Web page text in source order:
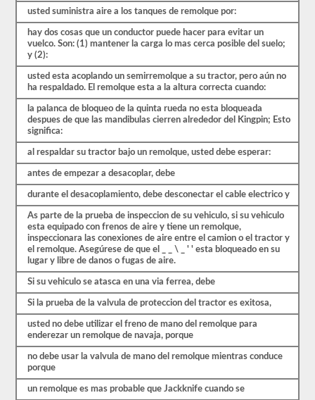
pesadas,
más
largas
requieren
habilidades
adicionales.
Deberá
obtener
puntaje
menos
80%
(16
20)
para
aprobar
examen
combinado.
Tenemos
100
preguntas
que
probable
que
encuentre
examen
usted suministra aire a los tanques de remolque por:
hay dos cosas que un conductor puede hacer para evitar un
vuelco. Son: (1) mantener la carga lo mas cerca posible del suelo;
y (2):
usted esta acoplando un semirremolque a su tractor, pero aún no
ha respaldado. El remolque esta a la altura correcta cuando:
la palanca de bloqueo de la quinta rueda no esta bloqueada
despues de que las mandibulas cierren alrededor del Kingpin; Esto
significa:
al respaldar su tractor bajo un remolque, usted debe esperar:
antes de empezar a desacoplar, debe
durante el desacoplamiento, debe desconectar el cable electrico y
As parte de la prueba de inspeccion de su vehiculo, si su vehiculo
esta equipado con frenos de aire y tiene un remolque,
inspeccionara las conexiones de aire entre el camion o el tractor y
el remolque. Asegúrese de que el _ _ \ _ ' ' esta bloqueado en su
lugar y libre de danos o fugas de aire.
Si su vehiculo se atasca en una via ferrea, debe
Si la prueba de la valvula de proteccion del tractor es exitosa,
usted no debe utilizar el freno de mano del remolque para
enderezar un remolque de navaja, porque
no debe usar la valvula de mano del remolque mientras conduce
porque
un remolque es mas probable que Jackknife cuando se